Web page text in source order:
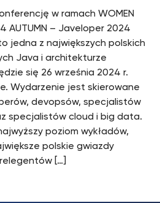
w ramach WOMEN
AUTUMN – Javeloper 2024
jedna z największych polskich
Java i architekturze
się 26 września 2024 r.
Wydarzenie jest skierowane
devopsów, specjalistów
specjalistów cloud i big data.
poziom wykładów,
polskie gwiazdy
[…]